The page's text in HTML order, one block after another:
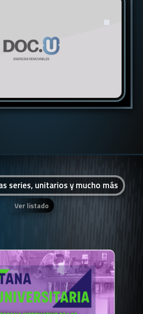
series, unitarios y mucho más
Ver listado